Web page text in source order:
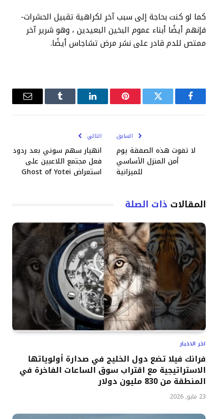
كما لو كنت بحاجة إلى سبب آخر لكراهية تقبيل الحشرات-
فإنهم أيضًا أبناء عموم البخين البعيدين ، وهو شرير آخر
ممتص للدم قادر على نشر مرض تشاجاس أيضًا.
فيسبوكتويتر بينتيريستلينكدإن Tumblrالبريد
السابق
لا تفوت هذه الصفقة يوم
أمن المنزل الأساسي
للميزانية
التالي
انهيار سهم سوني بعد ردود
فعل مجتمع اللاعبين على
استعراض Ghost of Yotei
المقالات ذات الصلة
اخر الاخبار
فرانك فيلا تضع دول الخليج في صدارة أولوياتها
الاستراتيجية مع اقتراب سوق الساعات الفاخرة في
المنطقة من 830 مليون دولار
23 مايو, 2026